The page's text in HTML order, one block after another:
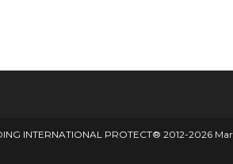
INTERNATIONAL PROTECT® 2012-2026